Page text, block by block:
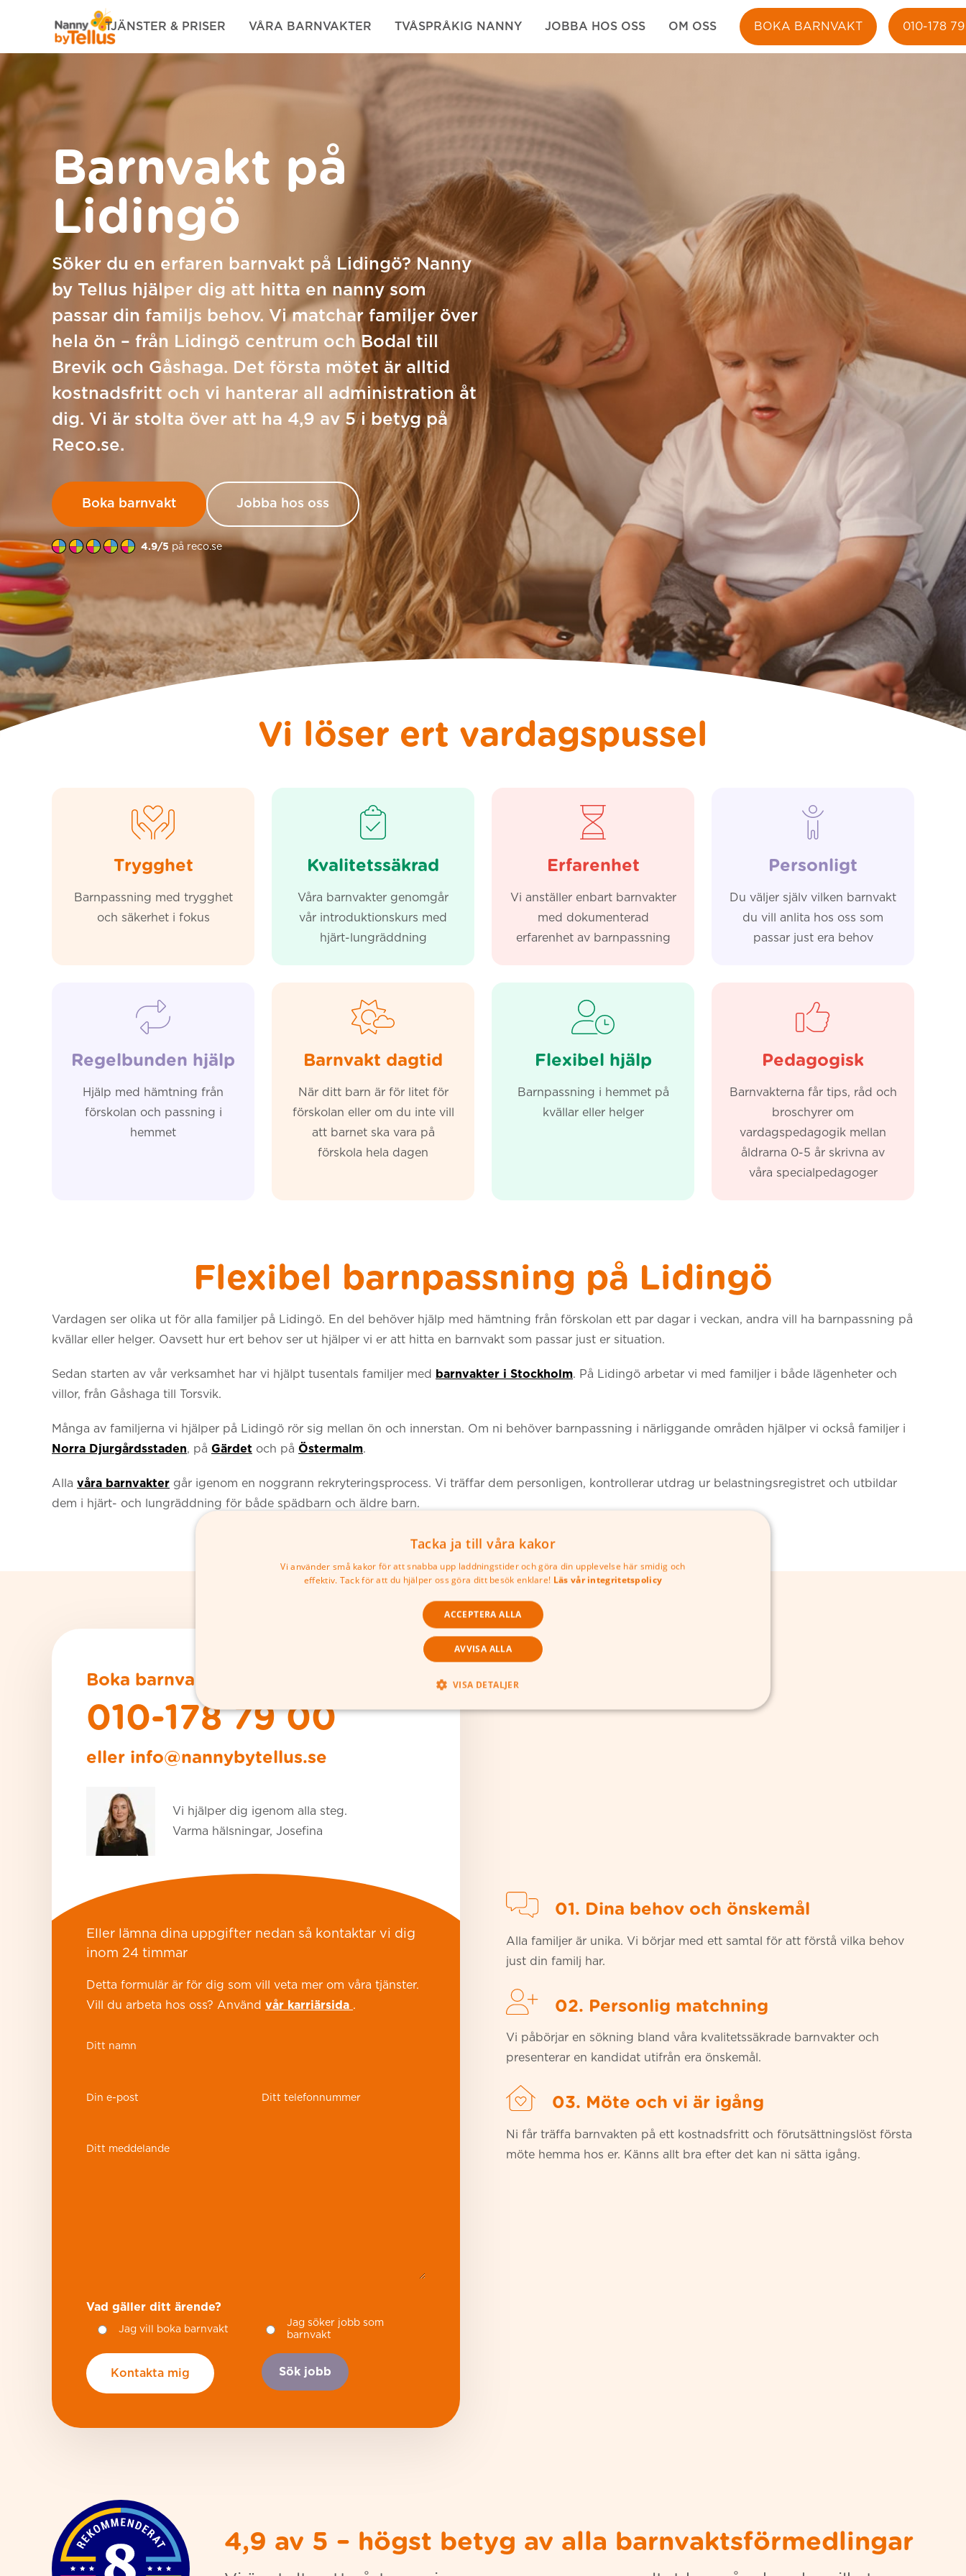
Hoppa till innehåll
Nanny by Tellus
TJÄNSTER & PRISER
VÅRA BARNVAKTER TVÅSPRÅKIG NANNY JOBBA HOS OSS OM OSS BOKA BARNVAKT 010-178
Barnvakt på
Lidingö
Söker du en erfaren barnvakt på Lidingö? Nanny
by Tellus hjälper dig att hitta en nanny som
passar din familjs behov. Vi matchar familjer över
hela ön – från Lidingö centrum och Bodal till
Brevik och Gåshaga. Det första mötet är alltid
kostnadsfritt och vi hanterar all administration åt
dig. Vi är stolta över att ha 4,9 av 5 i betyg på
Reco.se.
Boka barnvakt Jobba hos oss
4.9/5 på reco.se
Vi löser ert vardagspussel
Trygghet
Barnpassning med trygghet
och säkerhet i fokus
Kvalitetssäkrad
Våra barnvakter genomgår
vår introduktionskurs med
hjärt-lungräddning
Erfarenhet
Vi anställer enbart barnvakter
med dokumenterad
erfarenhet av barnpassning
Personligt
Du väljer själv vilken barnvakt
du vill anlita hos oss som
passar just era behov
Regelbunden hjälp
Hjälp med hämtning från
förskolan och passning i
hemmet
Barnvakt dagtid
När ditt barn är för litet för
förskolan eller om du inte vill
att barnet ska vara på
förskola hela dagen
Flexibel hjälp
Barnpassning i hemmet på
kvällar eller helger
Pedagogisk
Barnvakterna får tips, råd och
broschyrer om
vardagspedagogik mellan
åldrarna 0-5 år skrivna av
våra specialpedagoger
Flexibel barnpassning på Lidingö
Vardagen ser olika ut för alla familjer på Lidingö. En del behöver hjälp med hämtning från förskolan ett par dagar i veckan, andra vill ha barnpassning på
kvällar eller helger. Oavsett hur ert behov ser ut hjälper vi er att hitta en barnvakt som passar just er situation.
Sedan starten av vår verksamhet har vi hjälpt tusentals familjer med barnvakter i Stockholm. På Lidingö arbetar vi med familjer i både lägenheter och
villor, från Gåshaga till Torsvik.
Många av familjerna vi hjälper på Lidingö rör sig mellan ön och innerstan. Om ni behöver barnpassning i närliggande områden hjälper vi också familjer i
Norra Djurgårdsstaden, på Gärdet och på Östermalm.
Alla våra barnvakter går igenom en noggrann rekryteringsprocess. Vi träffar dem personligen, kontrollerar utdrag ur belastningsregistret och utbildar
dem i hjärt- och lungräddning för både spädbarn och äldre barn.
Boka barnvakt på
010-178 79 00
eller info@nannybytellus.se
Vi hjälper dig igenom alla steg.
Varma hälsningar, Josefina
Eller lämna dina uppgifter nedan så kontaktar vi dig
inom 24 timmar
Detta formulär är för dig som vill veta mer om våra tjänster.
Vill du arbeta hos oss? Använd vår karriärsida .
Vad gäller ditt ärende?
Jag vill boka barnvakt
Jag söker jobb som
barnvakt
Sök jobb
01. Dina behov och önskemål
Alla familjer är unika. Vi börjar med ett samtal för att förstå vilka behov
just din familj har.
02. Personlig matchning
Vi påbörjar en sökning bland våra kvalitetssäkrade barnvakter och
presenterar en kandidat utifrån era önskemål.
03. Möte och vi är igång
Ni får träffa barnvakten på ett kostnadsfritt och förutsättningslöst första
möte hemma hos er. Känns allt bra efter det kan ni sätta igång.
4,9 av 5 – högst betyg av alla barnvaktsförmedlingar
Tacka ja till våra kakor
Vi använder små kakor för att snabba upp laddningstider och göra din upplevelse här smidig och
effektiv. Tack för att du hjälper oss göra ditt besök enklare! Läs vår integritetspolicy
ACCEPTERA ALLA
AVVISA ALLA
VISA DETALJER